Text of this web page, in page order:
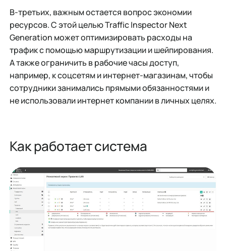
В-третьих, важным остается вопрос экономии
ресурсов. С этой целью Traffic Inspector Next
Generation может оптимизировать расходы на
трафик с помощью маршрутизации и шейпирования.
А также ограничить в рабочие часы доступ,
например, к соцсетям и интернет-магазинам, чтобы
сотрудники занимались прямыми обязанностями и
не использовали интернет компании в личных целях.
Как работает система